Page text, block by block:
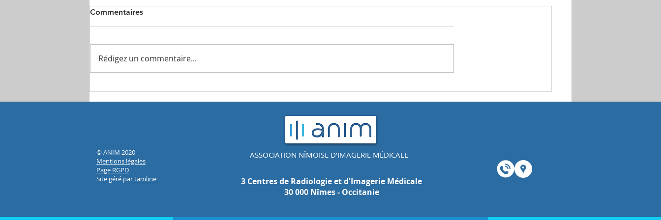
manipulateur radio
d'année avec nos 3 centres
et Uzès 🎄
🎗️ Octobre Rose au centre
de radiologie Anim 🎗️
Commentaires
Rédigez un commentaire...
© ANIM 2020
Mentions légales
Page RGPD
Site géré partamline
ASSOCIATION NÎMOISE D'IMAGERIE MÉDICALE
3 Centres de Radiologie et d'Imagerie Médicale
30 000 Nîmes - Occitanie